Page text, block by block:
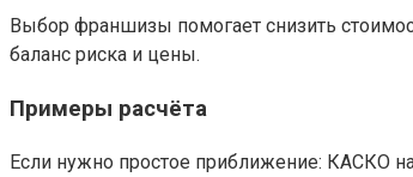
Выбор франшизы помогает снизить
баланс риска и цены.
Примеры расчёта
Если нужно простое приближение: КАСКО